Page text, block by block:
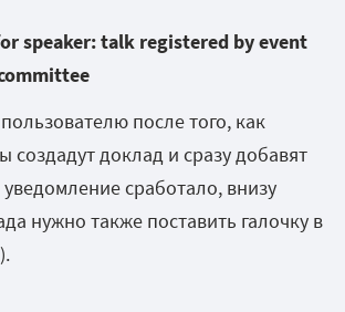
speaker: talk registered by event
после того, как
создадут доклад и сразу добавят
сработало, внизу
нужно также поставить галочку в